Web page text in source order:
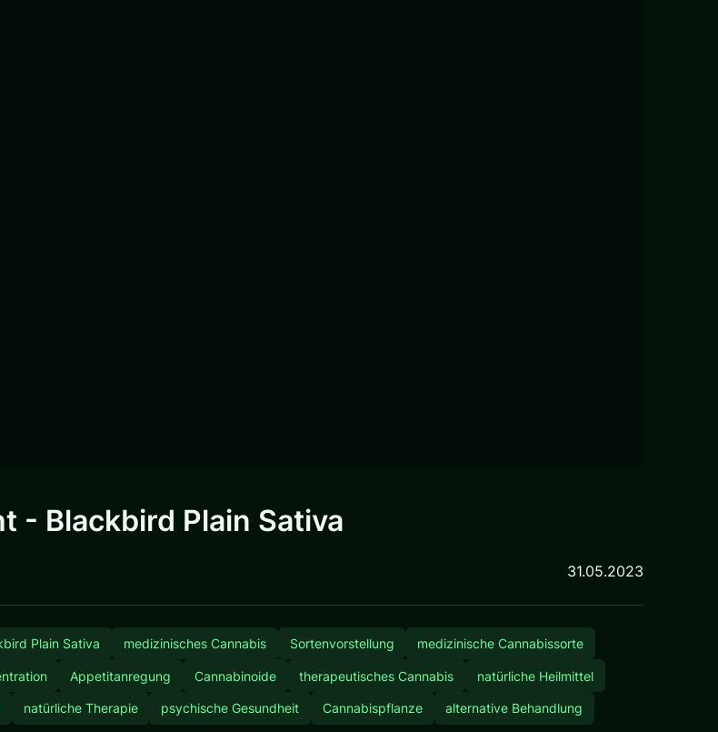
- Blackbird Plain Sativa
31.05.2023
Plain Sativa medizinisches Cannabis Sortenvorstellung medizinische Cannabissorte
Appetitanregung Cannabinoide therapeutisches Cannabis natürliche Heilmittel
natürliche Therapie psychische Gesundheit Cannabispflanze alternative Behandlung